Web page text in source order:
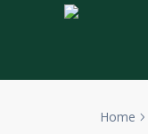
Home